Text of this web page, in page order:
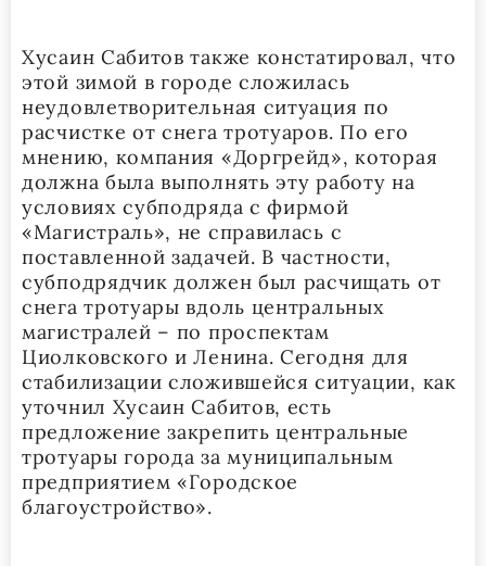
Хусаин Сабитов также констатировал, что
этой зимой в городе сложилась
неудовлетворительная ситуация по
расчистке от снега тротуаров. По его
мнению, компания «Доргрейд», которая
должна была выполнять эту работу на
условиях субподряда с фирмой
«Магистраль», не справилась с
поставленной задачей. В частности,
субподрядчик должен был расчищать от
снега тротуары вдоль центральных
магистралей – по проспектам
Циолковского и Ленина. Сегодня для
стабилизации сложившейся ситуации, как
уточнил Хусаин Сабитов, есть
предложение закрепить центральные
тротуары города за муниципальным
предприятием «Городское
благоустройство».